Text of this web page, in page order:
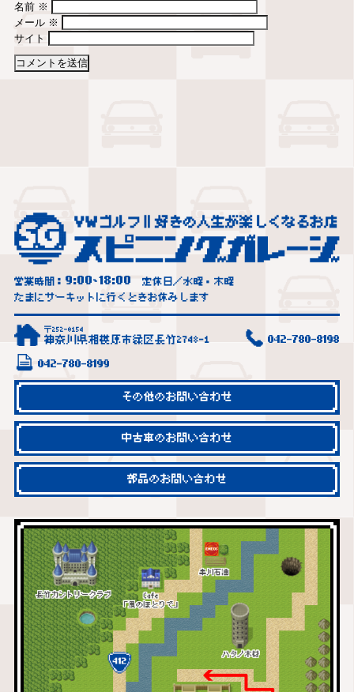
名前 ※
メール ※
サイト
営業時間： 9:00~18:00
定休日／水曜・木曜
たまにサーキットに行くときお休みします
〒252-0154
神奈川県相模原市緑区長竹2748-1 042-780-8198
042-780-8199
その他のお問い合わせ
中古車のお問い合わせ
部品のお問い合わせ